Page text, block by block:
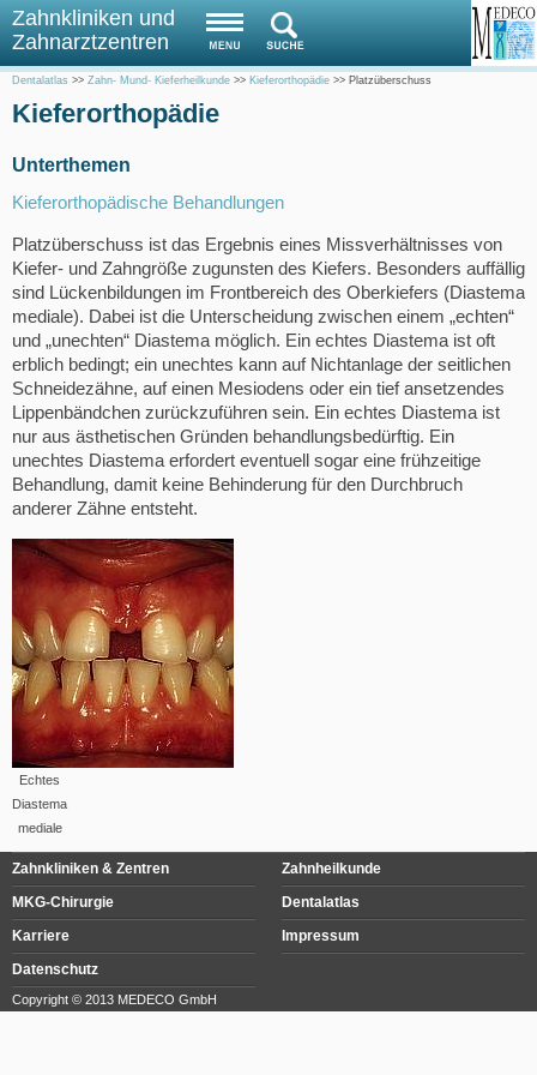
Zahnkliniken und
Zahnarztzentren
Dentalatlas >> Zahn- Mund- Kieferheilkunde >> Kieferorthopädie >> Platzüberschuss
Kieferorthopädie
Unterthemen
Kieferorthopädische Behandlungen
Platzüberschuss ist das Ergebnis eines Missverhältnisses von
Kiefer- und Zahngröße zugunsten des Kiefers. Besonders auffällig
sind Lückenbildungen im Frontbereich des Oberkiefers (Diastema
mediale). Dabei ist die Unterscheidung zwischen einem „echten“
und „unechten“ Diastema möglich. Ein echtes Diastema ist oft
erblich bedingt; ein unechtes kann auf Nichtanlage der seitlichen
Schneidezähne, auf einen Mesiodens oder ein tief ansetzendes
Lippenbändchen zurückzuführen sein. Ein echtes Diastema ist
nur aus ästhetischen Gründen behandlungsbedürftig. Ein
unechtes Diastema erfordert eventuell sogar eine frühzeitige
Behandlung, damit keine Behinderung für den Durchbruch
anderer Zähne entsteht.
Echtes
Diastema
mediale
Zahnkliniken & Zentren
Zahnheilkunde
MKG-Chirurgie
Dentalatlas
Karriere
Impressum
Datenschutz
Copyright © 2013 MEDECO GmbH